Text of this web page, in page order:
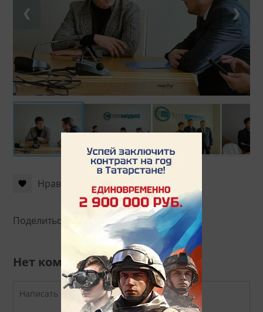
❮ ❯
Нравится
Поделиться:
Нет комментариев